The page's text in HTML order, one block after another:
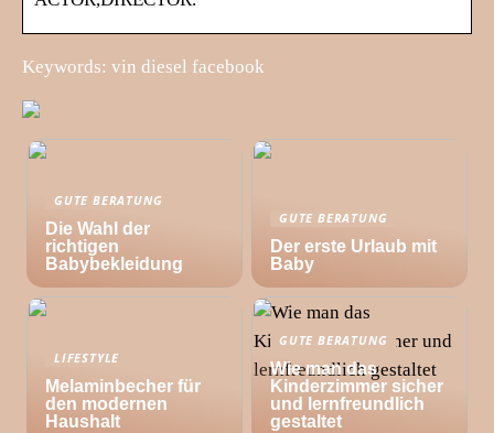
Keywords: vin diesel facebook
GUTE BERATUNG
Die Wahl der
richtigen
Babybekleidung
GUTE BERATUNG
Der erste Urlaub mit
Baby
LIFESTYLE
Melaminbecher für
den modernen
Haushalt
GUTE BERATUNG
Wie man das
Kinderzimmer sicher
und lernfreundlich
gestaltet